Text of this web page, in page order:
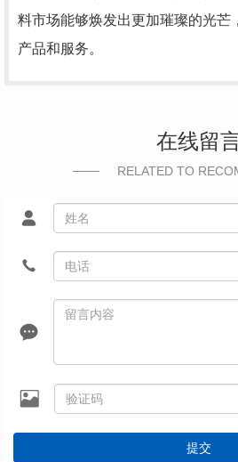
料市场能够焕发出更加璀璨的光芒
产品和服务。
在线留
RELATED TO
提交